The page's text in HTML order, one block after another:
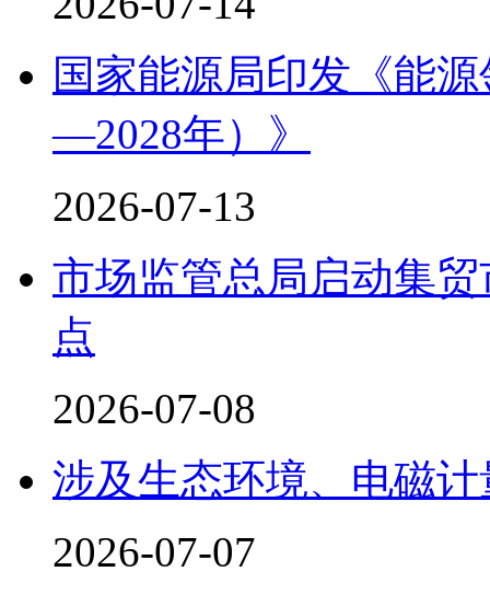
国家能源局印发《能
—2028年）》
2026-07-13
市场监管总局启动集
点
2026-07-08
涉及生态环境、电磁
2026-07-07